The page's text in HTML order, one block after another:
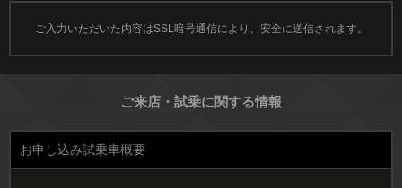
ご入力いただいた内容はSSL暗号通信により、安全に送信されます。
ご来店・試乗に関する情報
お申し込み試乗車概要